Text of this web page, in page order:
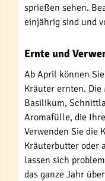
sprießen sehen.
einjährig sind und
Ernte und
Ab April können
Kräuter ernten.
Basilikum,
Aromafülle, die
Verwenden Sie die
Kräuterbutter oder
lassen sich
das ganze Jahr